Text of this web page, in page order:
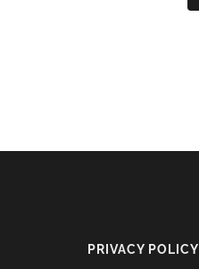
PRIVACY POLICY